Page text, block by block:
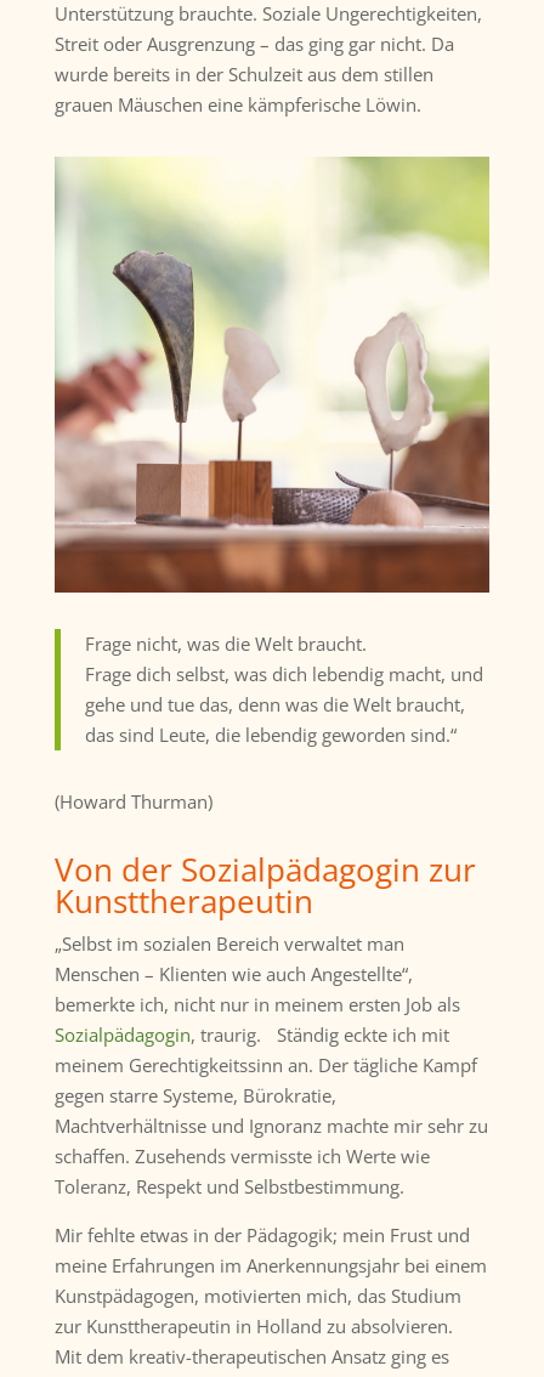
Unterstützung brauchte. Soziale Ungerechtigkeiten,
Streit oder Ausgrenzung – das ging gar nicht. Da
wurde bereits in der Schulzeit aus dem stillen
grauen Mäuschen eine kämpferische Löwin.
Frage nicht, was die Welt braucht.
Frage dich selbst, was dich lebendig macht, und
gehe und tue das, denn was die Welt braucht,
das sind Leute, die lebendig geworden sind.“
(Howard Thurman)
Von der Sozialpädagogin zur
Kunsttherapeutin
„Selbst im sozialen Bereich verwaltet man
Menschen – Klienten wie auch Angestellte“,
bemerkte ich, nicht nur in meinem ersten Job als
Sozialpädagogin, traurig. Ständig eckte ich mit
meinem Gerechtigkeitssinn an. Der tägliche Kampf
gegen starre Systeme, Bürokratie,
Machtverhältnisse und Ignoranz machte mir sehr zu
schaffen. Zusehends vermisste ich Werte wie
Toleranz, Respekt und Selbstbestimmung.
Mir fehlte etwas in der Pädagogik; mein Frust und
meine Erfahrungen im Anerkennungsjahr bei einem
Kunstpädagogen, motivierten mich, das Studium
zur Kunsttherapeutin in Holland zu absolvieren.
Mit dem kreativ-therapeutischen Ansatz ging es